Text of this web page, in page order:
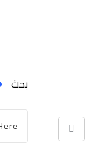
Print
بحث